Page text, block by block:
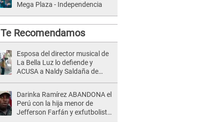
Mega Plaza - Independencia
Te Recomendamos
Esposa del director musical de
La Bella Luz lo defiende y
ACUSA a Naldy Saldaña de
Darinka Ramírez ABANDONA el
Perú con la hija menor de
Jefferson Farfán y exfutbolista